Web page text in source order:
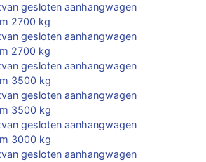
gesloten aanhangwagen
2700 kg
gesloten aanhangwagen
2700 kg
gesloten aanhangwagen
3500 kg
gesloten aanhangwagen
3500 kg
gesloten aanhangwagen
3000 kg
gesloten aanhangwagen